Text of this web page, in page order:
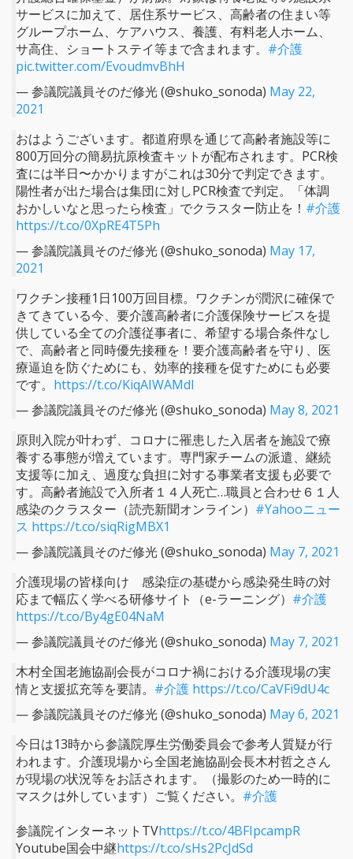
サービスに加えて、居住系サービス、高齢者の住まい等
グループホーム、ケアハウス、養護、有料老人ホーム、
サ高住、ショートステイ等まで含まれます。 #介護
pic.twitter.com/EvoudmvBhH
— 参議院議員そのだ修光 (@shuko_sonoda) May 22,
2021
おはようございます。都道府県を通じて高齢者施設等に
800万回分の簡易抗原検査キットが配布されます。PCR検
査には半日〜かかりますがこれは30分で判定できます。
陽性者が出た場合は集団に対しPCR検査で判定。「体調
おかしいなと思ったら検査」でクラスター防止を！ #介護
https://t.co/0XpRE4T5Ph
— 参議院議員そのだ修光 (@shuko_sonoda) May 17,
2021
ワクチン接種1日100万回目標。ワクチンが潤沢に確保で
きてきている今、要介護高齢者に介護保険サービスを提
供している全ての介護従事者に、希望する場合条件なし
で、高齢者と同時優先接種を！要介護高齢者を守り、医
療逼迫を防ぐためにも、効率的接種を促すためにも必要
です。 https://t.co/KiqAIWAMdl
— 参議院議員そのだ修光 (@shuko_sonoda) May 8, 2021
原則入院が叶わず、コロナに罹患した入居者を施設で療
養する事態が増えています。専門家チームの派遣、継続
支援等に加え、過度な負担に対する事業者支援も必要で
す。高齢者施設で入所者１４人死亡…職員と合わせ６１人
感染のクラスター（読売新聞オンライン） #Yahooニュー
ス https://t.co/siqRigMBX1
— 参議院議員そのだ修光 (@shuko_sonoda) May 7, 2021
介護現場の皆様向け 感染症の基礎から感染発生時の対
応まで幅広く学べる研修サイト（e-ラーニング） #介護
https://t.co/By4gE04NaM
— 参議院議員そのだ修光 (@shuko_sonoda) May 7, 2021
木村全国老施協副会長がコロナ禍における介護現場の実
情と支援拡充等を要請。 #介護 https://t.co/CaVFi9dU4c
— 参議院議員そのだ修光 (@shuko_sonoda) May 6, 2021
今日は13時から参議院厚生労働委員会で参考人質疑が行
われます。介護現場から全国老施協副会長木村哲之さん
が現場の状況等をお話されます。（撮影のため一時的に
マスクは外しています）ご覧ください。 #介護
参議院インターネットTVhttps://t.co/4BFIpcampR
Youtube国会中継https://t.co/sHs2PcJdSd